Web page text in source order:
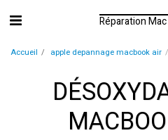
Réparation
Accueil apple depannage macbook air